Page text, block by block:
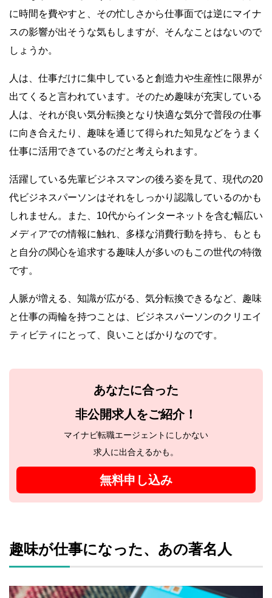
に時間を費やすと、その忙しさから仕事面では逆にマイナ
スの影響が出そうな気もしますが、そんなことはないので
しょうか。
人は、仕事だけに集中していると創造力や生産性に限界が
出てくると言われています。そのため趣味が充実している
人は、それが良い気分転換となり快適な気分で普段の仕事
に向き合えたり、趣味を通じて得られた知見などをうまく
仕事に活用できているのだと考えられます。
活躍している先輩ビジネスマンの後ろ姿を見て、現代の20
代ビジネスパーソンはそれをしっかり認識しているのかも
しれません。また、10代からインターネットを含む幅広い
メディアでの情報に触れ、多様な消費行動を持ち、もとも
と自分の関心を追求する趣味人が多いのもこの世代の特徴
です。
人脈が増える、知識が広がる、気分転換できるなど、趣味
と仕事の両輪を持つことは、ビジネスパーソンのクリエイ
ティビティにとって、良いことばかりなのです。
あなたに合った
非公開求人をご紹介！
マイナビ転職エージェントにしかない
求人に出合えるかも。
無料申し込み
趣味が仕事になった、あの著名人